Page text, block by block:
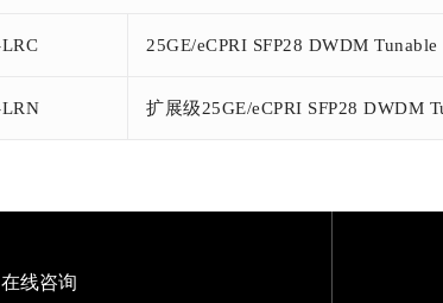
25GE/eCPRI SFP28 DWDM
扩展级25GE/eCPRI SFP28 DWDM
在线咨询